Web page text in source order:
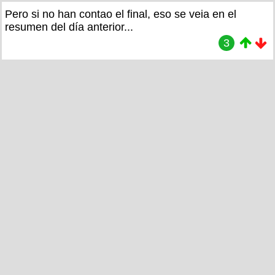
Pero si no han contao el final, eso se veia en el
resumen del día anterior...
3